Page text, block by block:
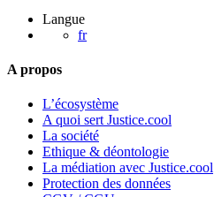
Langue
fr
A propos
L’écosystème
A quoi sert Justice.cool
La société
Ethique & déontologie
La médiation avec Justice.cool
Protection des données